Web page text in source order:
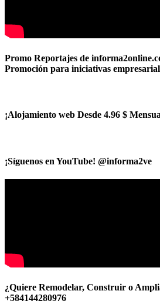
Promo Reportajes de
Promoción para iniciativas
¡Alojamiento web Desde 4.96 $
¡Síguenos en YouTube! @informa2ve
¿Quiere Remodelar, Construir o
+584144280976